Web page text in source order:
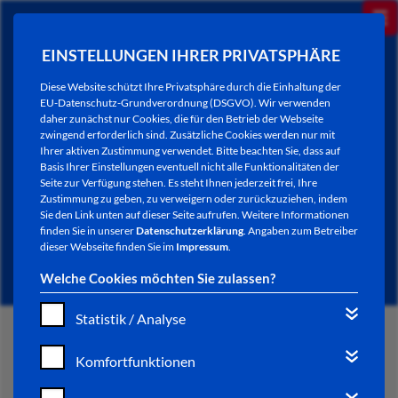
EINSTELLUNGEN IHRER PRIVATSPHÄRE
Diese Website schützt Ihre Privatsphäre durch die Einhaltung der
EU-Datenschutz-Grundverordnung (DSGVO). Wir verwenden
daher zunächst nur Cookies, die für den Betrieb der Webseite
zwingend erforderlich sind. Zusätzliche Cookies werden nur mit
Ihrer aktiven Zustimmung verwendet. Bitte beachten Sie, dass auf
Basis Ihrer Einstellungen eventuell nicht alle Funktionalitäten der
Seite zur Verfügung stehen. Es steht Ihnen jederzeit frei, Ihre
Zustimmung zu geben, zu verweigern oder zurückzuziehen, indem
Sie den Link unten auf dieser Seite aufrufen. Weitere Informationen
finden Sie in unsererDatenschutzerklärung. Angaben zum Betreiber
dieser Webseite finden Sie im Impressum.
Welche Cookies möchten Sie zulassen?
Statistik / Analyse
Komfortfunktionen
NEWSLETTER / CITY LETTER
START